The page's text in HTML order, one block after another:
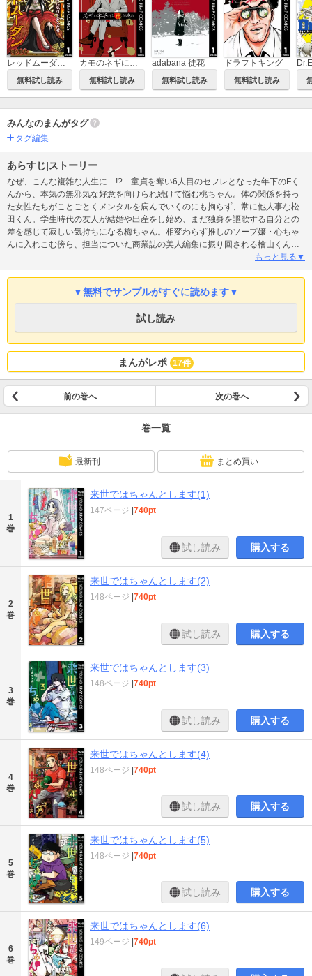
レッドムーダン～皇帝に成り上がった女～
無料試し読み
カモのネギには毒がある 加茂教授の人間経済学講義
無料試し読み
adabana 徒花
無料試し読み
ドラフトキング
無料試し読み
みんなのまんがタグ
タグ編集
あらすじ|ストーリー
なぜ、こんな複雑な人生に…!? 童貞を奪い6人目のセフレとなった年下のFく
んから、本気の無邪気な好意を向けられ続けて悩む桃ちゃん。体の関係を持っ
た女性たちがことごとくメンタルを病んでいくのにも拘らず、常に他人事な松
田くん。学生時代の友人が結婚や出産をし始め、まだ独身を謳歌する自分との
差を感じて寂しい気持ちになる梅ちゃん。相変わらず推しのソープ嬢・心ちゃ
んに入れこむ傍ら、担当についた商業誌の美人編集に振り回される檜山くん。
可愛い女装男子・凪くんとの関係進展に踏み切れないまま隣室の美少女・梢ち
華鏡！
もっと見る▼
▼無料でサンプルがすぐに読めます▼
試し読み
まんがレポ 17件
前の巻へ 次の巻へ
巻一覧
最新刊 まとめ買い
1
巻
来世ではちゃんとします(1)
147ページ 740pt
試し読み 購入する
2
巻
来世ではちゃんとします(2)
148ページ 740pt
試し読み 購入する
3
巻
来世ではちゃんとします(3)
148ページ 740pt
試し読み 購入する
4
巻
来世ではちゃんとします(4)
148ページ 740pt
試し読み 購入する
5
巻
来世ではちゃんとします(5)
148ページ 740pt
試し読み 購入する
6
巻
来世ではちゃんとします(6)
149ページ 740pt